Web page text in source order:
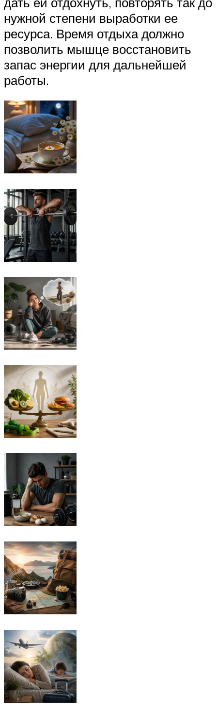
нужной степени выработки ее
ресурса. Время отдыха должно
позволить мышце восстановить
запас энергии для дальнейшей
работы.